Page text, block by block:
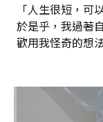
「人生很短，可
於是乎，我過著
歡用我怪奇的想